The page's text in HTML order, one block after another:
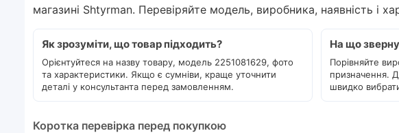
магазині Shtyrman. Перевіряйте модель, виробника, наявність і
Як зрозуміти, що товар підходить?
Орієнтуйтеся на назву товару, модель 2251081629, фото
та характеристики. Якщо є сумніви, краще уточнити
деталі у консультанта перед замовленням.
На що
Порівняйте
призначення.
швидко
Коротка перевірка перед покупкою